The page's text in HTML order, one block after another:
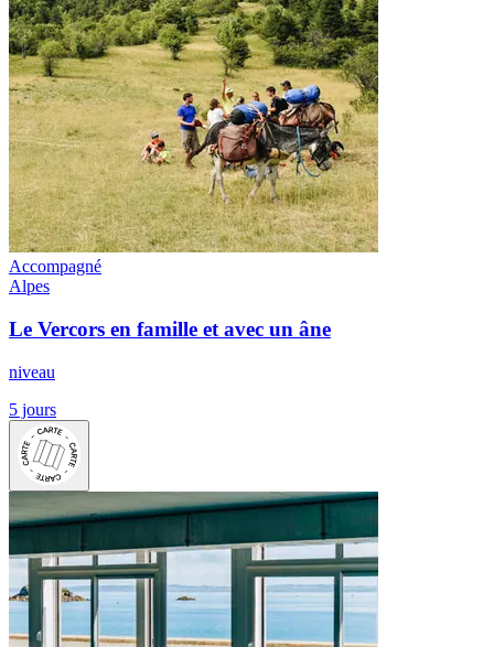
Accompagné
Alpes
Le Vercors en famille et avec un âne
niveau
5 jours